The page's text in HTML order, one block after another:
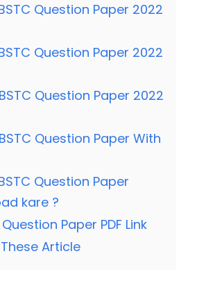
Question Paper 2022
Question Paper 2022
Question Paper 2022
Question Paper With
Question Paper
kare ?
Paper PDF Link
Article